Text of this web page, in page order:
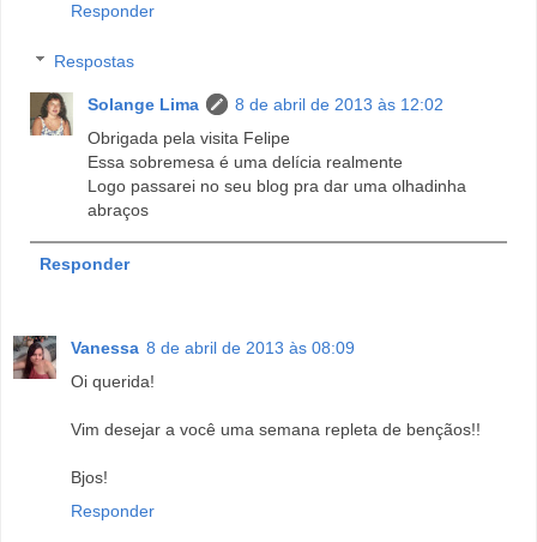
Responder
Respostas
Solange Lima
8 de abril de 2013 às 12:02
Obrigada pela visita Felipe
Essa sobremesa é uma delícia realmente
Logo passarei no seu blog pra dar uma olhadinha
abraços
Responder
Vanessa 8 de abril de 2013 às 08:09
Oi querida!
Vim desejar a você uma semana repleta de bençãos!!
Bjos!
Responder